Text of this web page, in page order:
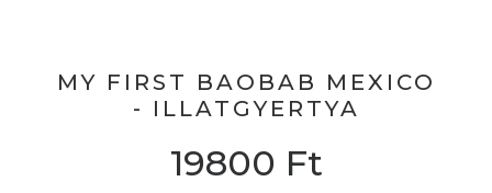
MY FIRST BAOBAB MEXICO
- ILLATGYERTYA
19800 Ft